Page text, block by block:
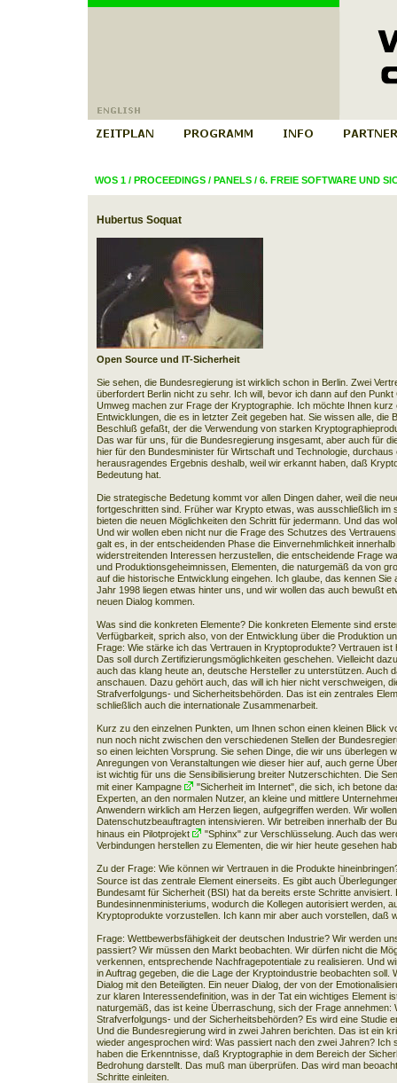
WOS 1/ PROCEEDINGS/ PANELS/ 6. FREIE SOFTWARE UND
Hubertus Soquat
Open Source und IT-Sicherheit
Sie sehen, die Bundesregierung ist wirklich schon in Berlin. Zwei
überfordert Berlin nicht zu sehr. Ich will, bevor ich dann auf den
Umweg machen zur Frage der Kryptographie. Ich möchte Ihnen kurz
Entwicklungen, die es in letzter Zeit gegeben hat. Sie wissen alle, die
Beschluß gefaßt, der die Verwendung von starken
Das war für uns, für die Bundesregierung insgesamt, aber auch für
hier für den Bundesminister für Wirtschaft und Technologie,
herausragendes Ergebnis deshalb, weil wir erkannt haben, daß
Bedeutung hat.
Die strategische Bedetung kommt vor allen Dingen daher, weil die
fortgeschritten sind. Früher war Krypto etwas, was ausschließlich im
bieten die neuen Möglichkeiten den Schritt für jedermann. Und das
Und wir wollen eben nicht nur die Frage des Schutzes des
galt es, in der entscheidenden Phase die Einvernehmlichkeit
widerstreitenden Interessen herzustellen, die entscheidende Frage
und Produktionsgeheimnissen, Elementen, die naturgemäß da von
auf die historische Entwicklung eingehen. Ich glaube, das kennen
Jahr 1998 liegen etwas hinter uns, und wir wollen das auch bewußt
neuen Dialog kommen.
Was sind die konkreten Elemente? Die konkreten Elemente sind
Verfügbarkeit, sprich also, von der Entwicklung über die Produktion
Frage: Wie stärke ich das Vertrauen in Kryptoprodukte? Vertrauen
Das soll durch Zertifizierungsmöglichkeiten geschehen. Vielleicht
auch das klang heute an, deutsche Hersteller zu unterstützen. Auch
anschauen. Dazu gehört auch, das will ich hier nicht verschweigen,
Strafverfolgungs- und Sicherheitsbehörden. Das ist ein zentrales
schließlich auch die internationale Zusammenarbeit.
Kurz zu den einzelnen Punkten, um Ihnen schon einen kleinen Blick
nun noch nicht zwischen den verschiedenen Stellen der
so einen leichten Vorsprung. Sie sehen Dinge, die wir uns überlegen
Anregungen von Veranstaltungen wie dieser hier auf, auch gerne
ist wichtig für uns die Sensibilisierung breiter Nutzerschichten. Die
mit einer Kampagne
"Sicherheit im Internet", die sich, ich betone
Experten, an den normalen Nutzer, an kleine und mittlere
Anwendern wirklich am Herzen liegen, aufgegriffen werden. Wir
Datenschutzbeauftragten intensivieren. Wir betreiben innerhalb der
hinaus ein Pilotprojekt
"Sphinx"zur Verschlüsselung. Auch das
Verbindungen herstellen zu Elementen, die wir hier heute gesehen
Zu der Frage: Wie können wir Vertrauen in die Produkte
Source ist das zentrale Element einerseits. Es gibt auch
Bundesamt für Sicherheit(BSI) hat da bereits erste Schritte anvisiert.
Bundesinnenministeriums, wodurch die Kollegen autorisiert werden,
Kryptoprodukte vorzustellen. Ich kann mir aber auch vorstellen, daß
Frage: Wettbewerbsfähigkeit der deutschen Industrie? Wir werden
passiert? Wir müssen den Markt beobachten. Wir dürfen nicht die
verkennen, entsprechende Nachfragepotentiale zu realisieren. Und
in Auftrag gegeben, die die Lage der Kryptoindustrie beobachten soll.
Dialog mit den Beteiligten. Ein neuer Dialog, der von der
zur klaren Interessendefinition, was in der Tat ein wichtiges Element
naturgemäß, das ist keine Überraschung, sich der Frage annehmen:
Strafverfolgungs- und der Sicherheitsbehörden? Es wird eine Studie
Und die Bundesregierung wird in zwei Jahren berichten. Das ist ein
wieder angesprochen wird: Was passiert nach den zwei Jahren? Ich
haben die Erkenntnisse, daß Kryptographie in dem Bereich der
Bedrohung darstellt. Das muß man überprüfen. Das wird man
Schritte einleiten.